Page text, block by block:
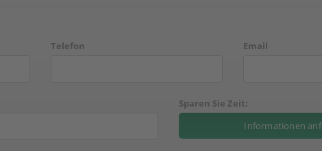
Telefon Email
Sparen Sie Zeit: